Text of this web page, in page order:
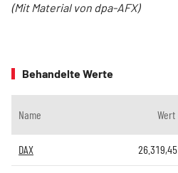
(Mit Material von dpa-AFX)
Behandelte Werte
Name Wert
DAX 26.319,45